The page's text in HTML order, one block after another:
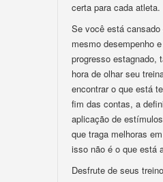
certa para cada atleta.
Se você está
mesmo desempenho
progresso estagnado,
hora de olhar seu
encontrar o que está
fim das contas, a
aplicação de
que traga melhoras
isso não é o que está
Desfrute de seus